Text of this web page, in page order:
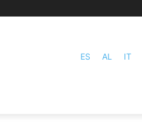
ES AL IT